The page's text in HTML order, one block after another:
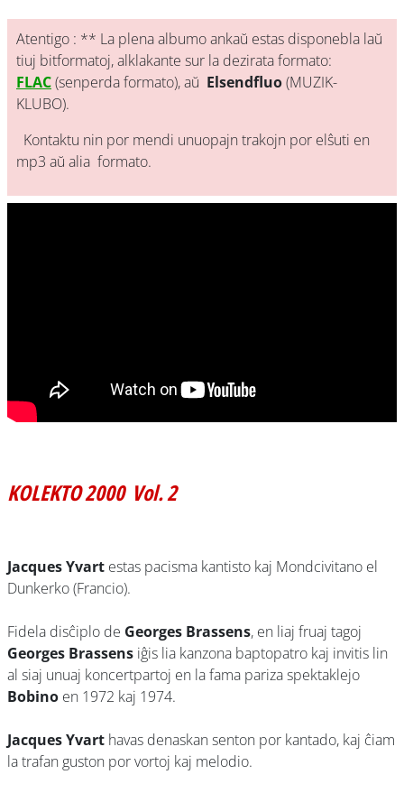
Atentigo : ** La plena albumo ankaŭ estas disponebla laŭ
tiuj bitformatoj, alklakante sur la dezirata formato:
FLAC(senperda formato), aŭ Elsendfluo(MUZIK-
KLUBO).
Kontaktu nin por mendi unuopajn trakojn por elŝuti en
mp3 aŭ alia formato.
KOLEKTO 2000 Vol. 2
Jacques Yvart estas pacisma kantisto kaj Mondcivitano el
Dunkerko (Francio).
Fidela disĉiplo de Georges Brassens, en liaj fruaj tagoj
Georges Brassens iĝis lia kanzona baptopatro kaj invitis lin
al siaj unuaj koncertpartoj en la fama pariza spektaklejo
Bobino en 1972 kaj 1974.
Jacques Yvart havas denaskan senton por kantado, kaj ĉiam
la trafan guston por vortoj kaj melodio.